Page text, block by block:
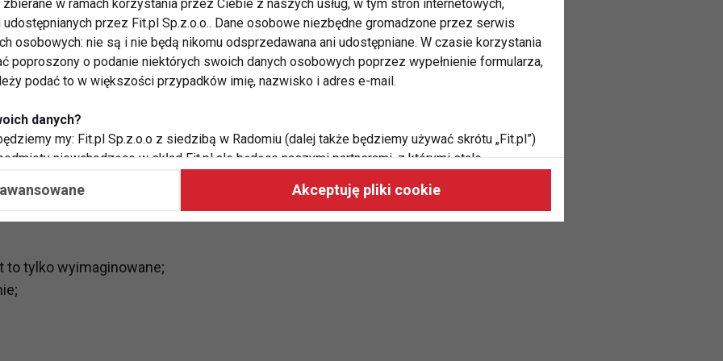
swojego wyglądu ale również przez opóźnienie
Anorektycy pochodzą z rodzin gdzie stawiane są
wykazujący zachowania kompulsywne w
- w szkole. Zaprzeczanie często
na tym żeby pozostać chudym. Anorektycy
łatwo się denerwują, albo przyjmują postawy
to tylko wyimaginowane;
w ramach korzystania przez Ciebie z naszych usług, w tym stron internetowych,
przez Fit.pl Sp.z.o.o.. Dane osobowe niezbędne gromadzone przez serwis
osobowych: nie są i nie będą nikomu odsprzedawana ani udostępniane. W czasie korzystania
poproszony o podanie niektórych swoich danych osobowych poprzez wypełnienie formularza,
podać to w większości przypadków imię, nazwisko i adres e-mail.
danych?
my: Fit.pl Sp.z.o.o z siedzibą w Radomiu (dalej także będziemy używać skrótu „Fit.pl”)
niewchodzące w skład Fit.pl ale będące naszymi partnerami, z którymi stale
dane?
w tym tematykę ukazujących się tam materiałów do Twoich zainteresowań oraz do
usług, w tym aby wykryć ewentualne boty, oszustwa czy nadużycia,
do Twoich potrzeb i zainteresowań,
nam udoskonalać nasze usługi i sprawić, że będą maksymalnie odpowiadać Twoim
Akceptuję pliki cookie